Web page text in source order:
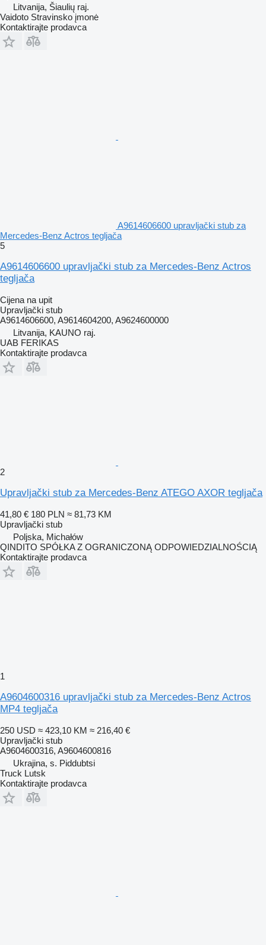
Litvanija, Šiaulių raj.
Vaidoto Stravinsko įmonė
Kontaktirajte prodavca
A9614606600 upravljački stub za
Mercedes-Benz Actros tegljača
5
A9614606600 upravljački stub za Mercedes-Benz Actros
tegljača
Cijena na upit
Upravljački stub
A9614606600, A9614604200, A9624600000
Litvanija, KAUNO raj.
UAB FERIKAS
Kontaktirajte prodavca
2
Upravljački stub za Mercedes-Benz ATEGO AXOR tegljača
41,80 € 180 PLN ≈ 81,73 KM
Upravljački stub
Poljska, Michałów
QINDITO SPÓŁKA Z OGRANICZONĄ ODPOWIEDZIALNOŚCIĄ
Kontaktirajte prodavca
1
A9604600316 upravljački stub za Mercedes-Benz Actros
MP4 tegljača
250 USD ≈ 423,10 KM ≈ 216,40 €
Upravljački stub
A9604600316, A9604600816
Ukrajina, s. Piddubtsi
Truck Lutsk
Kontaktirajte prodavca